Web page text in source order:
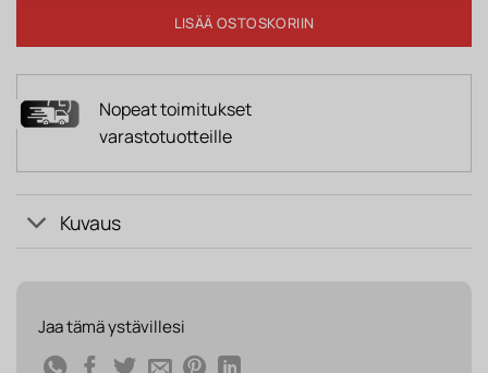
LISÄÄ OSTOSKORIIN
Nopeat toimitukset
varastotuotteille
Kuvaus
Jaa tämä ystävillesi